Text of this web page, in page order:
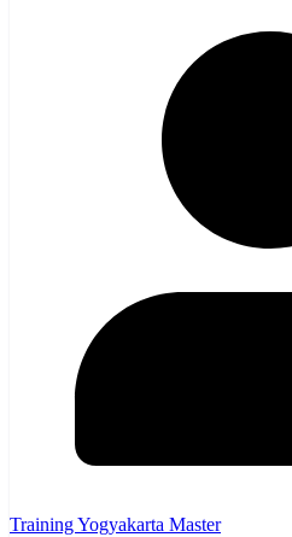
Training Yogyakarta Master